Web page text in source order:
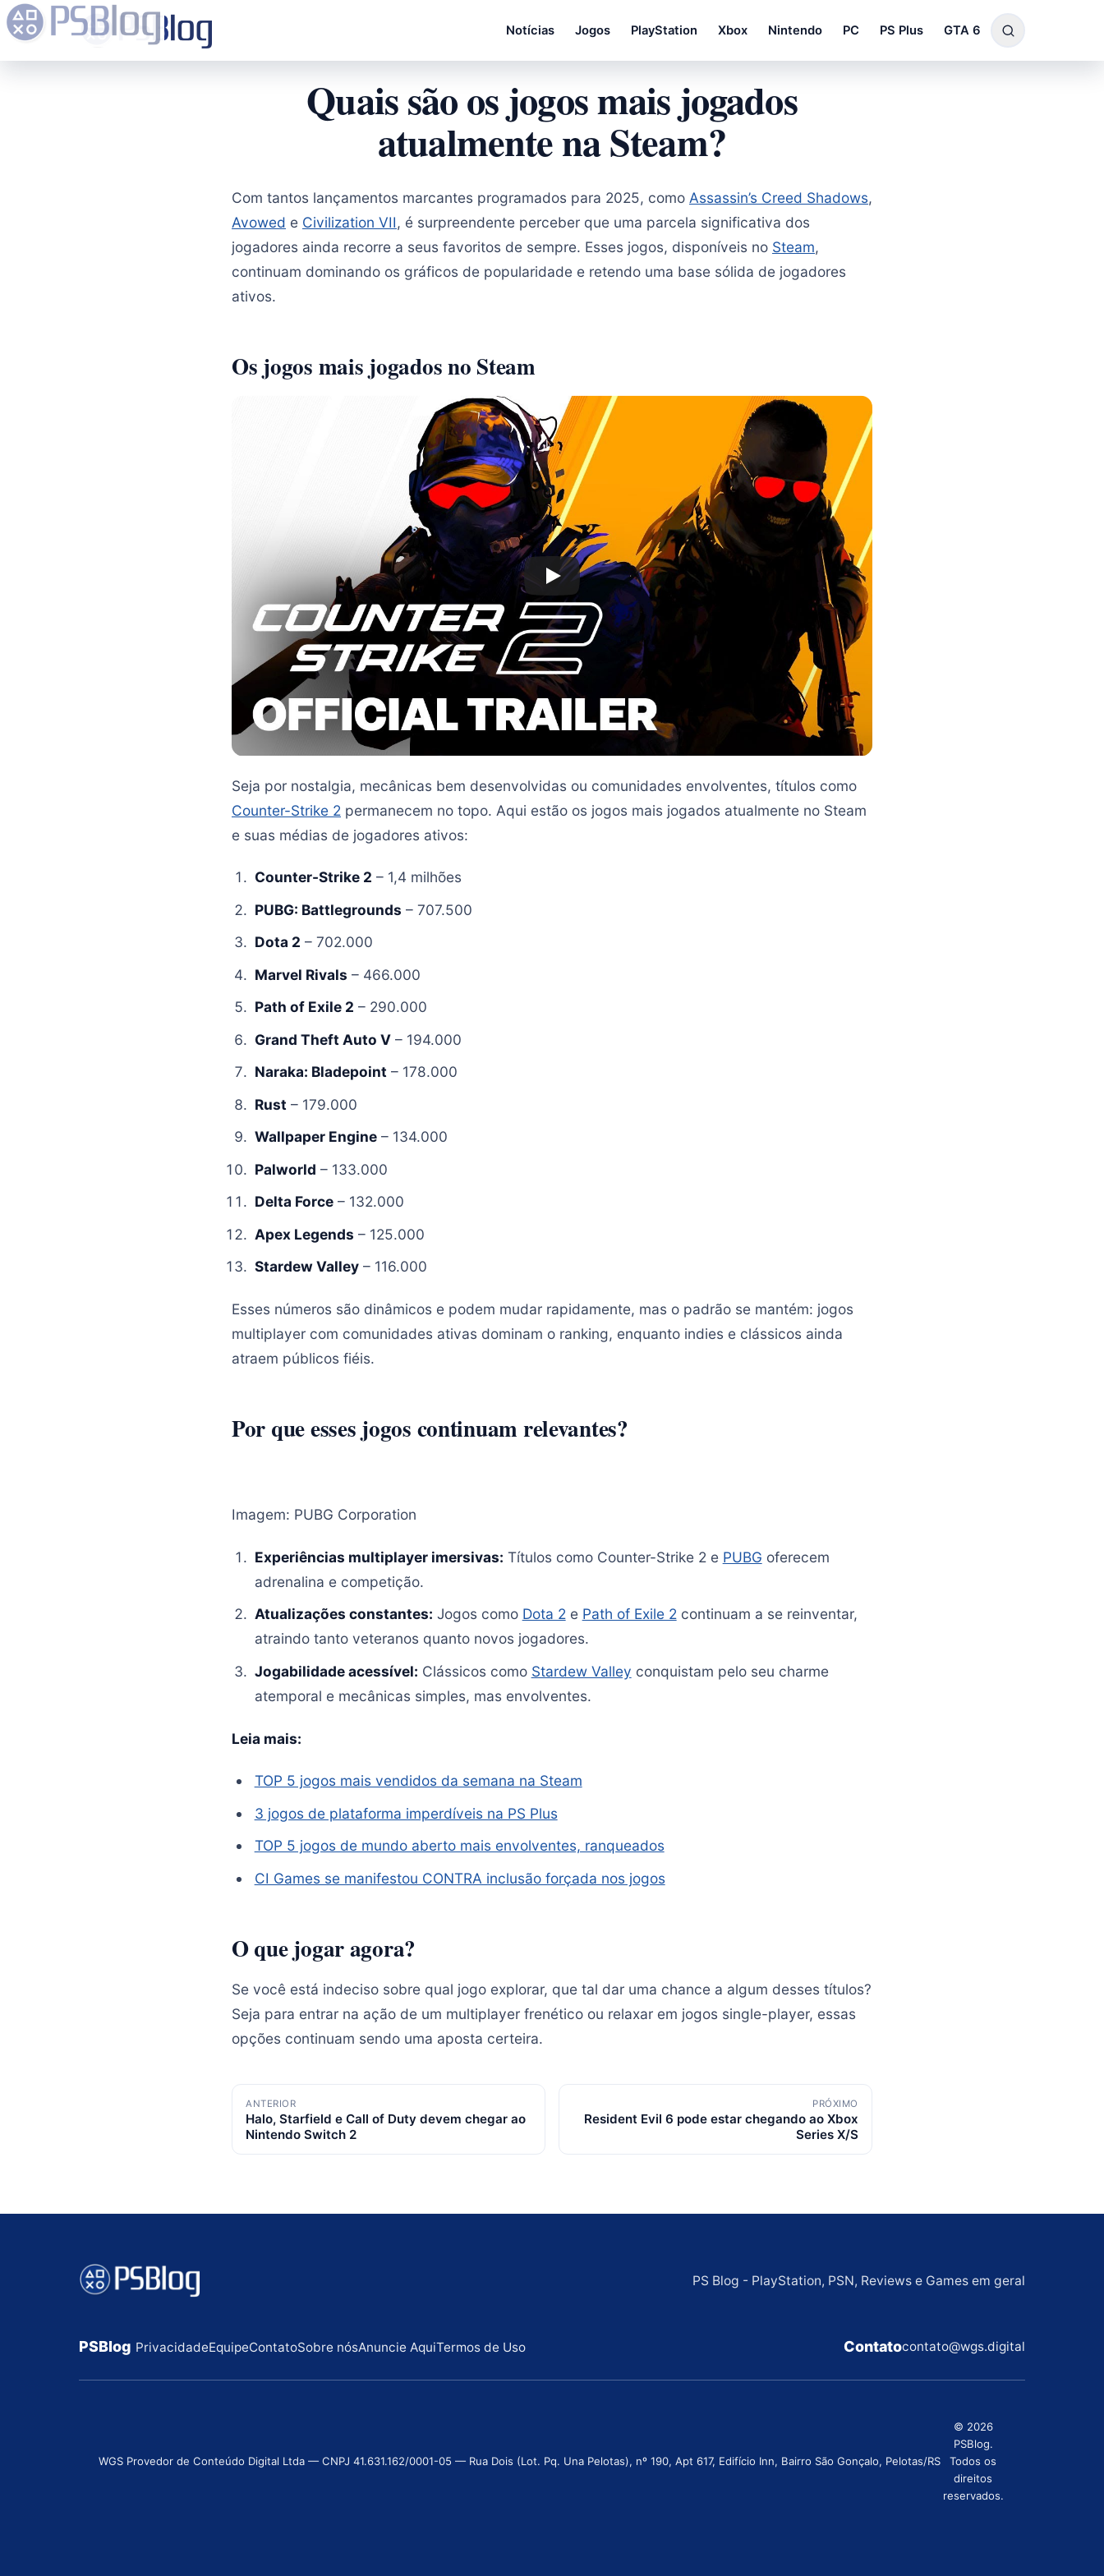
Notícias Jogos PlayStation Xbox Nintendo PC PS Plus GTA 6
Quais são os jogos mais jogados
atualmente na Steam?
Com tantos lançamentos marcantes programados para 2025, como Assassin’s Creed Shadows,
Avowed e Civilization VII, é surpreendente perceber que uma parcela significativa dos
jogadores ainda recorre a seus favoritos de sempre. Esses jogos, disponíveis no Steam,
continuam dominando os gráficos de popularidade e retendo uma base sólida de jogadores
ativos.
Os jogos mais jogados no Steam
Seja por nostalgia, mecânicas bem desenvolvidas ou comunidades envolventes, títulos como
Counter-Strike 2 permanecem no topo. Aqui estão os jogos mais jogados atualmente no Steam
e suas médias de jogadores ativos:
Counter-Strike 2 – 1,4 milhões
PUBG: Battlegrounds – 707.500
Dota 2 – 702.000
Marvel Rivals – 466.000
Path of Exile 2 – 290.000
Grand Theft Auto V– 194.000
Naraka: Bladepoint– 178.000
Rust – 179.000
Wallpaper Engine– 134.000
Palworld – 133.000
Delta Force– 132.000
Apex Legends – 125.000
Stardew Valley– 116.000
Esses números são dinâmicos e podem mudar rapidamente, mas o padrão se mantém: jogos
multiplayer com comunidades ativas dominam o ranking, enquanto indies e clássicos ainda
atraem públicos fiéis.
Por que esses jogos continuam relevantes?
Imagem: PUBG Corporation
Experiências multiplayer imersivas: Títulos como Counter-Strike 2 e PUBG oferecem
adrenalina e competição.
Atualizações constantes: Jogos como Dota 2e Path of Exile 2continuam a se reinventar,
atraindo tanto veteranos quanto novos jogadores.
Jogabilidade acessível: Clássicos como Stardew Valley conquistam pelo seu charme
atemporal e mecânicas simples, mas envolventes.
Leia mais:
TOP 5 jogos mais vendidos da semana na Steam
3 jogos de plataforma imperdíveis na PS Plus
TOP 5 jogos de mundo aberto mais envolventes, ranqueados
CI Games se manifestou CONTRA inclusão forçada nos jogos
O que jogar agora?
Se você está indeciso sobre qual jogo explorar, que tal dar uma chance a algum desses títulos?
Seja para entrar na ação de um multiplayer frenético ou relaxar em jogos single-player, essas
opções continuam sendo uma aposta certeira.
Navegação
de
posts
ANTERIOR
Halo, Starfield e Call of Duty devem chegar ao
Nintendo Switch 2
PRÓXIMO
Resident Evil 6 pode estar chegando ao Xbox
Series X/S
PS Blog - PlayStation, PSN, Reviews e Games em geral
PSBlog PrivacidadeEquipeContatoSobre nósAnuncie AquiTermos de Uso Contatocontato@wgs.digital
WGS Provedor de Conteúdo Digital Ltda — CNPJ 41.631.162/0001-05 — Rua Dois (Lot. Pq. Una Pelotas), nº 190, Apt 617, Edifício Inn, Bairro São Gonçalo, Pelotas/RS
© 2026
PSBlog.
Todos os
direitos
reservados.